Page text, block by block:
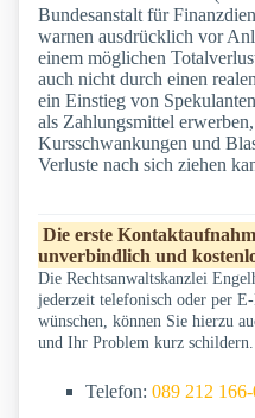
Bundesanstalt für
warnen ausdrücklich vor
einem möglichen
auch nicht durch einen
ein Einstieg von
als Zahlungsmittel
Kursschwankungen und
Verluste nach sich ziehen
Die erste
unverbindlich und
Die Rechtsanwaltskanzlei
jederzeit telefonisch oder per
wünschen, können Sie hierzu
und Ihr Problem kurz schildern.
Telefon: 089 212